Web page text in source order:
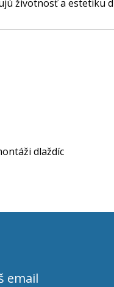
životnosť a estetiku
dlaždíc
email